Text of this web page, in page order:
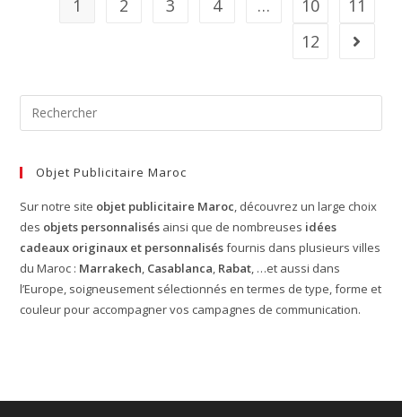
1 2 3 4 … 10
11
12
Objet Publicitaire Maroc
Sur notre site objet publicitaire Maroc , découvrez un large choix
des objets personnalisés ainsi que de nombreuses idées
cadeaux originaux et personnalisésfournis dans plusieurs villes
du Maroc : Marrakech Casablanca Rabat , …et aussi dans
l’Europe, soigneusement sélectionnés en termes de type, forme et
couleur pour accompagner vos campagnes de communication.